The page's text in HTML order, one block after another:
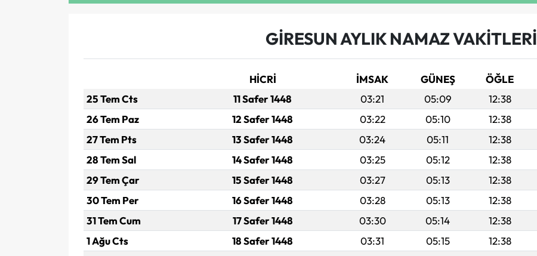
GİRESUN AYLIK NAMAZ VAKITLERI
HİCRİ İMSAK GÜNEŞ ÖĞLE
25 Tem Cts
11 Safer 1448 03:21 05:09 12:38
26 Tem Paz
12 Safer 1448 03:22 05:10 12:38
27 Tem Pts
13 Safer 1448 03:24 05:11 12:38
28 Tem Sal
14 Safer 1448 03:25 05:12 12:38
29 Tem Çar
15 Safer 1448 03:27 05:13 12:38
30 Tem Per
16 Safer 1448 03:28 05:13 12:38
31 Tem Cum
17 Safer 1448 03:30 05:14 12:38
1 Ağu Cts
18 Safer 1448 03:31 05:15 12:38